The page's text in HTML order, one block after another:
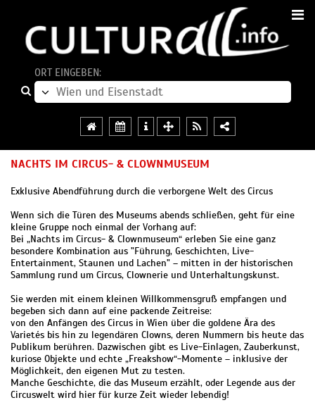
ORT EINGEBEN:
NACHTS IM CIRCUS- & CLOWNMUSEUM
Exklusive Abendführung durch die verborgene Welt des Circus
Wenn sich die Türen des Museums abends schließen, geht für eine
kleine Gruppe noch einmal der Vorhang auf:
Bei „Nachts im Circus- & Clownmuseum“ erleben Sie eine ganz
besondere Kombination aus "Führung, Geschichten, Live-
Entertainment, Staunen und Lachen" – mitten in der historischen
Sammlung rund um Circus, Clownerie und Unterhaltungskunst.
Sie werden mit einem kleinen Willkommensgruß empfangen und
begeben sich dann auf eine packende Zeitreise:
von den Anfängen des Circus in Wien über die goldene Ära des
Varietés bis hin zu legendären Clowns, deren Nummern bis heute das
Publikum berühren. Dazwischen gibt es Live-Einlagen, Zauberkunst,
kuriose Objekte und echte „Freakshow“-Momente – inklusive der
Möglichkeit, den eigenen Mut zu testen.
Manche Geschichte, die das Museum erzählt, oder Legende aus der
Circuswelt wird hier für kurze Zeit wieder lebendig!